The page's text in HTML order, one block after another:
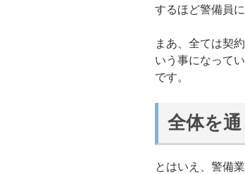
するほど警備員に
まあ、全ては契
いう事になって
です。
全体を
とはいえ、警備